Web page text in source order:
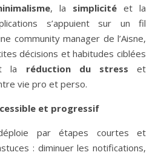
, la simplicitéet la
s’appuient sur un fil
community manager de l’Aisne,
décisions et habitudes ciblées
la réduction du stress et
vie pro et perso.
et progressif
par étapes courtes et
: diminuer les notifications,